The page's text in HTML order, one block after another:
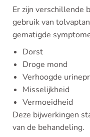
Er zijn verschillende
gebruik van
gematigde
Dorst
Droge mond
Verhoogde
Misselijkheid
Vermoeidheid
Deze bijwerkingen
van de behandeling.